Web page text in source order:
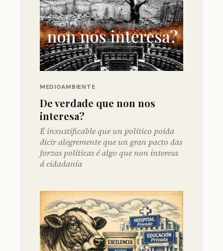
MEDIOAMBIENTE
De verdade que non nos
interesa?
É inxustificable que un político poida
dicir alegremente que un gran pacto das
forzas políticas é algo que non interesa
á cidadanía